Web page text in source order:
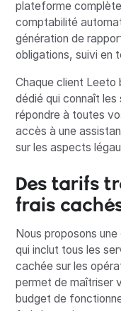
plateforme
comptabilité
génération de
obligations, suivi en
Chaque client
dédié qui connaît
répondre à toutes
accès à une
sur les aspects
Des tarifs
frais
Nous proposons
qui inclut tous les
cachée sur les
permet de maîtriser
budget de